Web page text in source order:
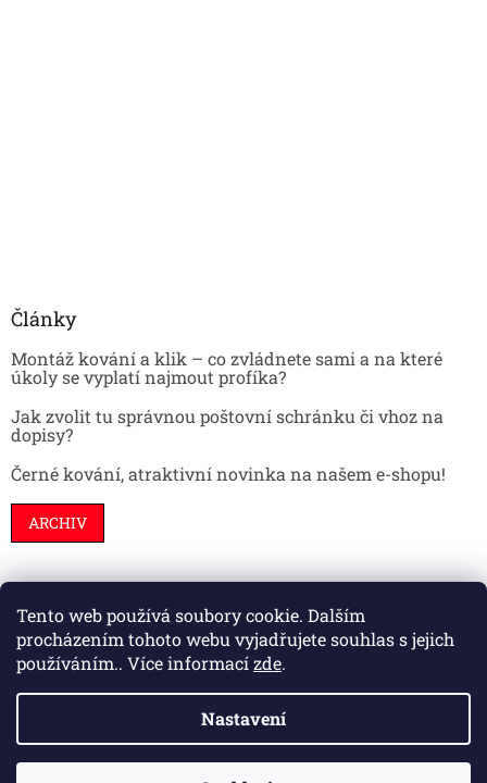
Tento web používá soubory cookie. Dalším
procházením tohoto webu vyjadřujete souhlas s jejich
používáním.. Více informacízde.
Nastavení
Články
Montáž kování a klik – co zvládnete sami a na které
úkoly se vyplatí najmout profíka?
Jak zvolit tu správnou poštovní schránku či vhoz na
dopisy?
Černé kování, atraktivní novinka na našem e-shopu!
ARCHIV
Stavební pouzdra Interiéry Dveře
Vytvořil Shoptet